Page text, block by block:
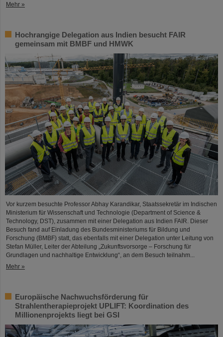
Mehr »
Hochrangige Delegation aus Indien besucht FAIR
gemeinsam mit BMBF und HMWK
Vor kurzem besuchte Professor Abhay Karandikar, Staatssekretär im Indischen
Ministerium für Wissenschaft und Technologie (Department of Science &
Technology, DST), zusammen mit einer Delegation aus Indien FAIR. Dieser
Besuch fand auf Einladung des Bundesministeriums für Bildung und
Forschung (BMBF) statt, das ebenfalls mit einer Delegation unter Leitung von
Stefan Müller, Leiter der Abteilung „Zukunftsvorsorge – Forschung für
Grundlagen und nachhaltige Entwicklung“, an dem Besuch teilnahm...
Mehr »
Europäische Nachwuchsförderung für
Strahlentherapieprojekt UPLIFT: Koordination des
Millionenprojekts liegt bei GSI